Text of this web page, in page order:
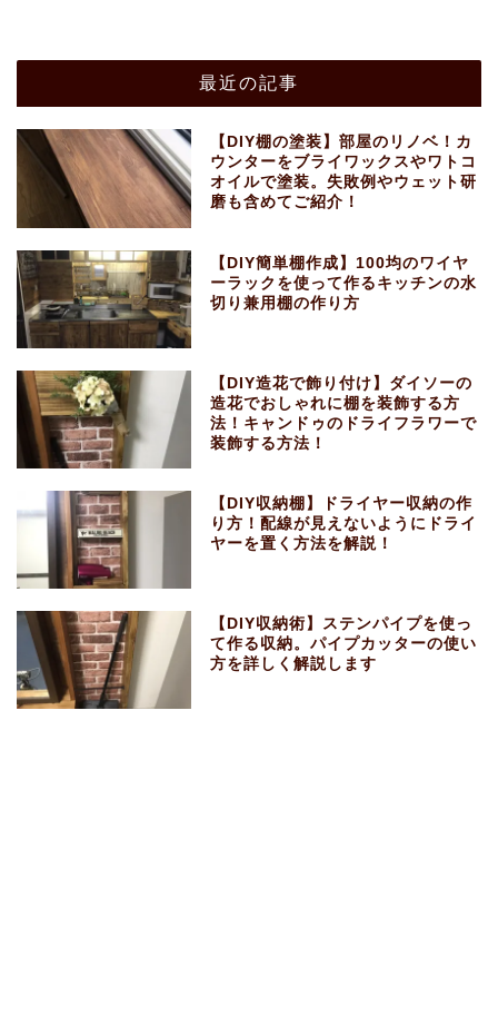
最近の記事
【DIY棚の塗装】部屋のリノベ！カ
ウンターをブライワックスやワトコ
オイルで塗装。失敗例やウェット研
磨も含めてご紹介！
【DIY簡単棚作成】100均のワイヤ
ーラックを使って作るキッチンの水
切り兼用棚の作り方
【DIY造花で飾り付け】ダイソーの
造花でおしゃれに棚を装飾する方
法！キャンドゥのドライフラワーで
装飾する方法！
【DIY収納棚】ドライヤー収納の作
り方！配線が見えないようにドライ
ヤーを置く方法を解説！
【DIY収納術】ステンパイプを使っ
て作る収納。パイプカッターの使い
方を詳しく解説します